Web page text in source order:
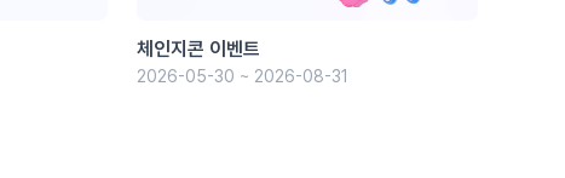
체인지콘 이벤트
2026-05-30 ~ 2026-08-31